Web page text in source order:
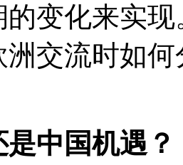
变化来实
洲交流时如
中国机遇？